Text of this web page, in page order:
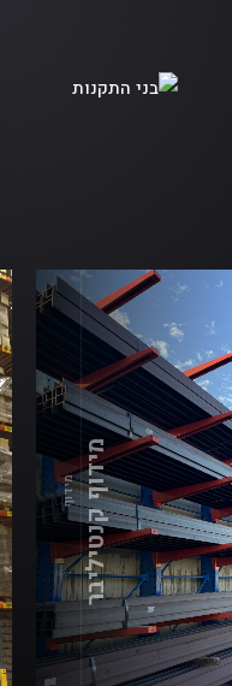
מידוףמידוף קנטיליבר